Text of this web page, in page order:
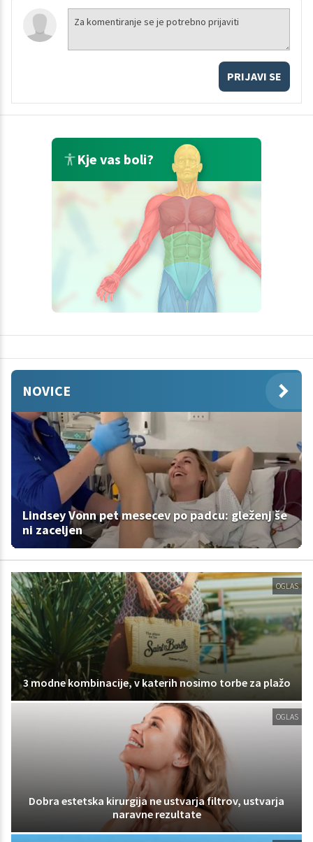
PRIJAVI SE
Kje vas boli?
NOVICE
Lindsey Vonn pet mesecev po padcu: gleženj še
ni zaceljen
OGLAS
3 modne kombinacije, v katerih nosimo torbe za plažo
OGLAS
Dobra estetska kirurgija ne ustvarja filtrov, ustvarja
naravne rezultate